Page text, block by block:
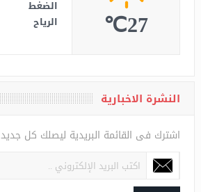
الضغط
الرياح
27℃
النشرة الاخبارية
اشترك فى القائمة البريدية ليصلك كل جديد